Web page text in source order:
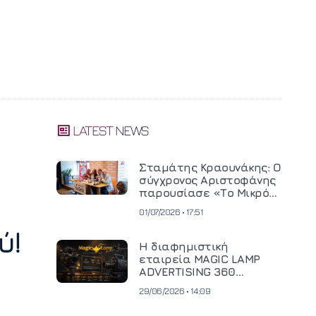
LATEST NEWS
Σταμάτης Κραουνάκης: Ο
σύγχρονος Αριστοφάνης
παρουσίασε «Το Μικρό
01/07/2026 • 17:51
Η διαφημιστική
εταιρεία MAGIC LAMP
ADVERTISING 360
κινηματογραφική
29/06/2026 • 14:09